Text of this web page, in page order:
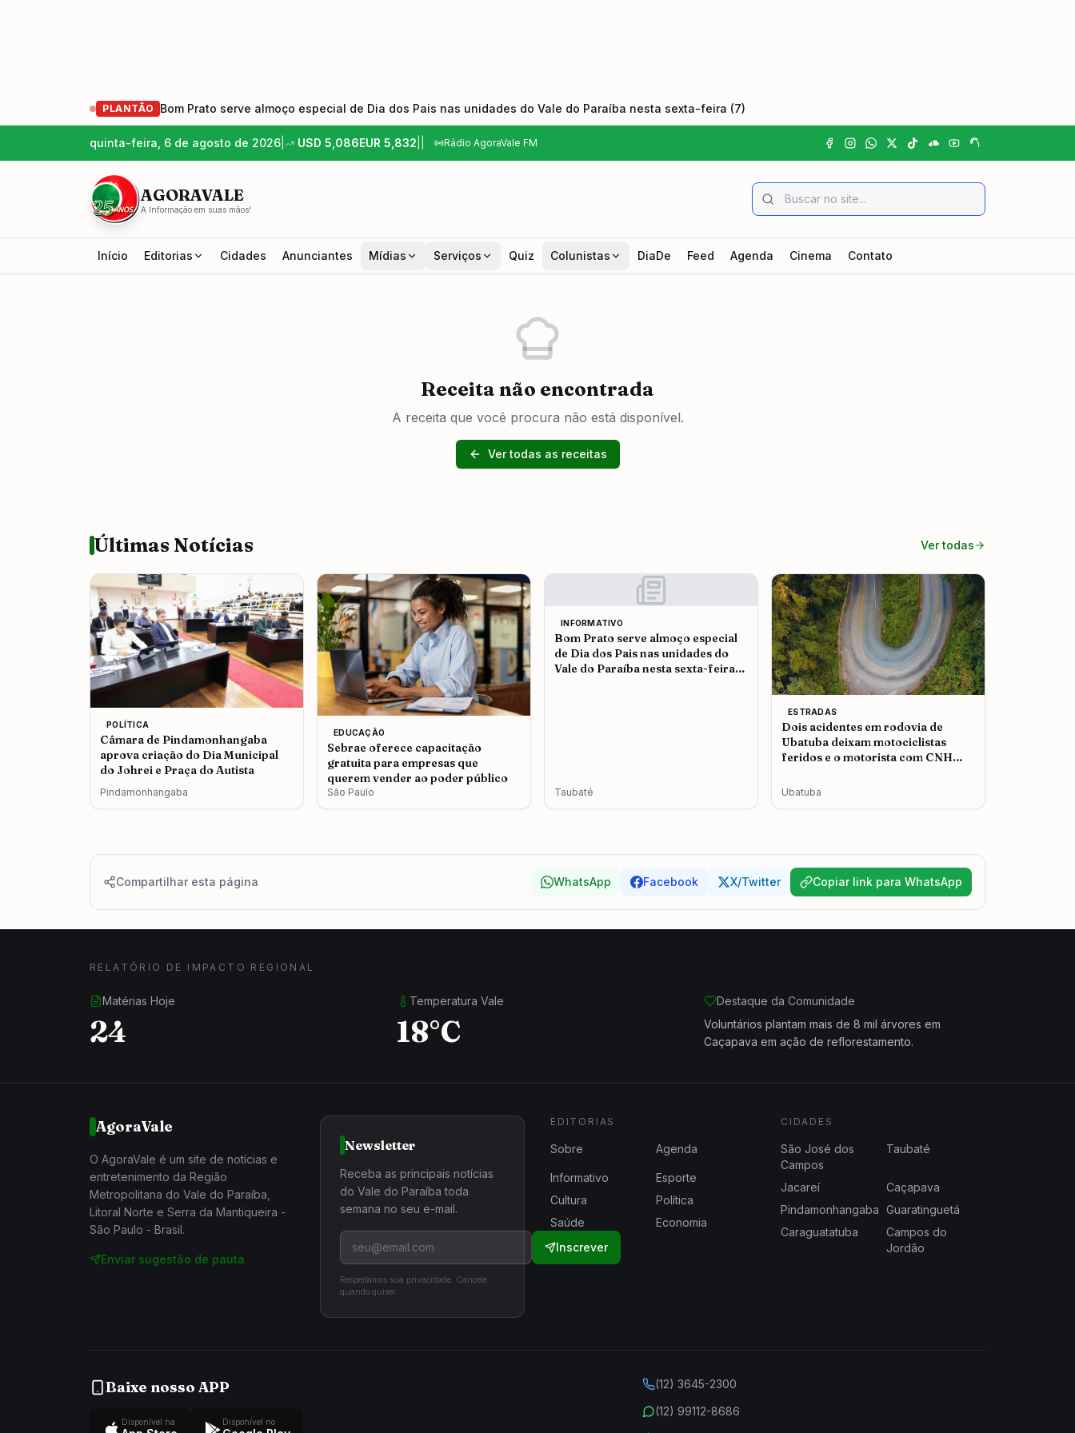
PLANTÃO Bom Prato serve almoço especial de Dia dos Pais nas unidades do Vale do Paraíba nesta sexta-feira (7)
quinta-feira, 6 de agosto de 2026 USD 5,086EUR 5,832 Rádio AgoraVale FM
AGORAVALE
A Informação em suas mãos!
Início Editorias Cidades Anunciantes Mídias Serviços Quiz Colunistas DiaDe Feed Agenda Cinema Contato
Receita não encontrada
A receita que você procura não está disponível.
Ver todas as receitas
Últimas Notícias Ver todas
POLÍTICA
Câmara de Pindamonhangaba
aprova criação do Dia Municipal
do Johrei e Praça do Autista
Pindamonhangaba
EDUCAÇÃO
Sebrae oferece capacitação
gratuita para empresas que
querem vender ao poder público
São Paulo
INFORMATIVO
Bom Prato serve almoço especial
de Dia dos Pais nas unidades do
Vale do Paraíba nesta sexta-feira
Taubaté
ESTRADAS
Dois acidentes em rodovia de
Ubatuba deixam motociclistas
feridos e o motorista com CNH
Ubatuba
Compartilhar esta página WhatsApp Facebook X/Twitter Copiar link para WhatsApp
RELATÓRIO DE IMPACTO REGIONAL
Matérias Hoje
24
Temperatura Vale
18°C
Destaque da Comunidade
Voluntários plantam mais de 8 mil árvores em
Caçapava em ação de reflorestamento.
AgoraVale
O AgoraVale é um site de notícias e
entretenimento da Região
Metropolitana do Vale do Paraíba,
Litoral Norte e Serra da Mantiqueira -
São Paulo - Brasil.
Enviar sugestão de pauta
Newsletter
Receba as principais notícias
do Vale do Paraíba toda
semana no seu e-mail.
Inscrever
Respeitamos sua privacidade. Cancele
quando quiser.
EDITORIAS
Sobre Agenda
Informativo
Esporte
Cultura
Política
Saúde
Economia
CIDADES
São José dos
Campos
Taubaté
Jacareí
Caçapava
Pindamonhangaba Guaratinguetá
Caraguatatuba
Campos do
Jordão
Baixe nosso APP
Disponível na Disponível no
(12) 3645-2300
(12) 99112-8686